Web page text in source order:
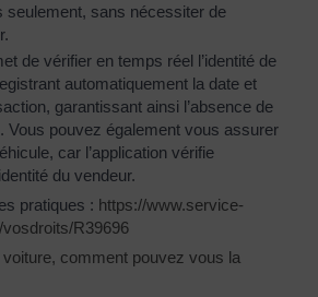
seulement, sans nécessiter de
de vérifier en temps réel l’identité de
automatiquement la date et
garantissant ainsi l’absence de
Vous pouvez également vous assurer
car l’application vérifie
du vendeur.
pratiques : https://www.service-
R39696
voiture, comment pouvez vous la